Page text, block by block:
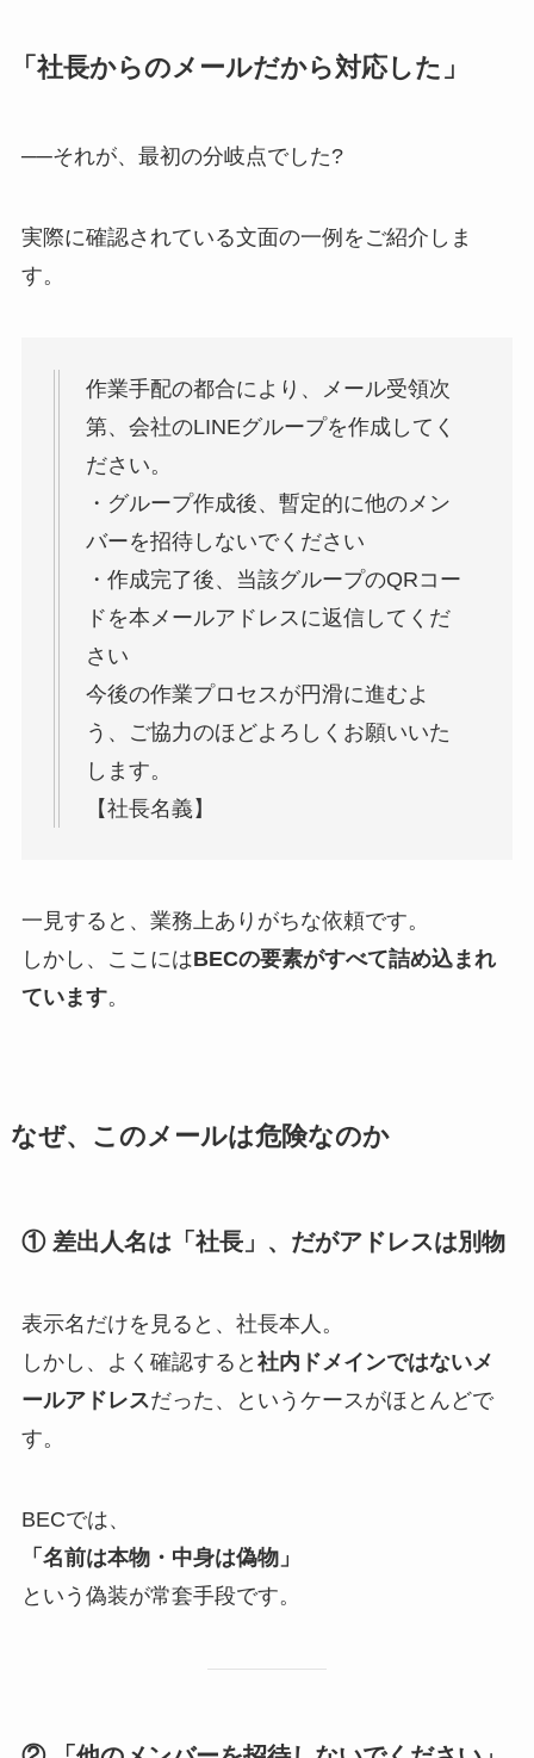
「社長からのメールだから対応した」
──それが、最初の分岐点でした?
実際に確認されている文面の一例をご紹介しま
す。
作業手配の都合により、メール受領次
第、会社のLINEグループを作成してく
ださい。
・グループ作成後、暫定的に他のメン
バーを招待しないでください
・作成完了後、当該グループのQRコー
ドを本メールアドレスに返信してくだ
さい
今後の作業プロセスが円滑に進むよ
う、ご協力のほどよろしくお願いいた
します。
【社長名義】
一見すると、業務上ありがちな依頼です。
しかし、ここにはBECの要素がすべて詰め込まれ
ています。
なぜ、このメールは危険なのか
① 差出人名は「社長」、だがアドレスは別物
表示名だけを見ると、社長本人。
しかし、よく確認すると 社内ドメインではないメ
ールアドレスだった、というケースがほとんどで
す。
BECでは、
「名前は本物・中身は偽物」
という偽装が常套手段です。